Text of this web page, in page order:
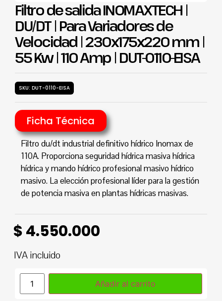
Filtro de salida INOMAXTECH |
DU/DT | Para Variadores de
Velocidad | 230x175x220 mm |
55 Kw | 110 Amp | DUT-0110-EISA
SKU: DUT-0110-EISA
Ficha Técnica
Filtro du/dt industrial definitivo hídrico Inomax de
110A. Proporciona seguridad hídrica masiva hídrica
hídrica y mando hídrico profesional masivo hídrico
masivo. La elección profesional líder para la gestión
de potencia masiva en plantas hídricas masivas.
$4.550.000
IVA incluido
Añadir al carrito